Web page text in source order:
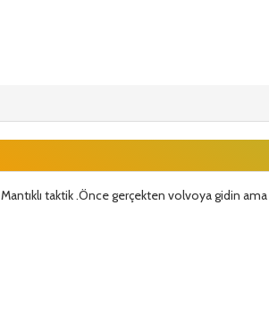
Mantıklı taktik .Önce gerçekten volvoya gidin